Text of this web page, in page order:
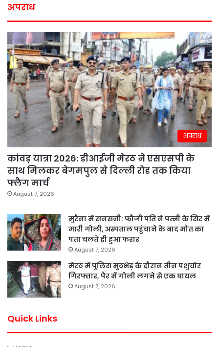
अपराध
अपराध
कांवड़ यात्रा 2026: डीआईजी मेरठ ने एसएसपी के
साथ मिलकर बेगमपुल से दिल्ली रोड तक किया
फ्लैग मार्च
August 7, 2026
मुरैना में सनसनी: फौजी पति ने पत्नी के सिर में
मारी गोली, अस्पताल पहुंचाने के बाद मौत का
पता चलते ही हुआ फरार
August 7, 2026
मेरठ में पुलिस मुठभेड़ के दौरान तीन पशुचोर
गिरफ्तार, पैर में गोली लगने से एक घायल
August 7, 2026
Quick Links